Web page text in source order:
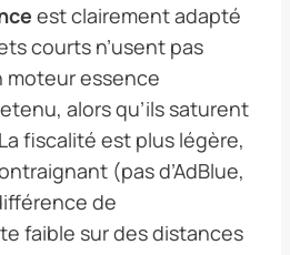
est clairement adapté
courts n’usent pas
moteur essence
alors qu’ils saturent
fiscalité est plus légère,
(pas d’AdBlue,
de
faible sur des distances